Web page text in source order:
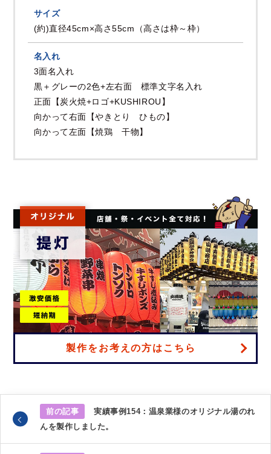
サイズ
(約)直径45cm×高さ55cm（高さは枠～枠）
名入れ
3面名入れ
黒＋グレーの2色+左右面 標準文字名入れ
正面【炭火焼+ロゴ+KUSHIROU】
向かって右面【やきとり ひもの】
向かって左面【焼鶏 干物】
製作をお考えの方はこちら
前の記事
実績事例154：温泉業様のオリジナル湯のれ
んを製作しました。